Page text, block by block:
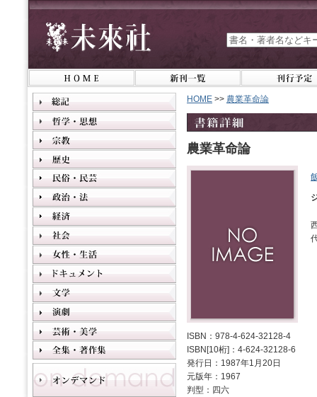
HOME >> 農業革命論
農業革命論
ISBN：978-4-624-32128-4
ISBN[10桁]：4-624-32128-6
発行日：1987年1月20日
元版年：1967
判型：四六